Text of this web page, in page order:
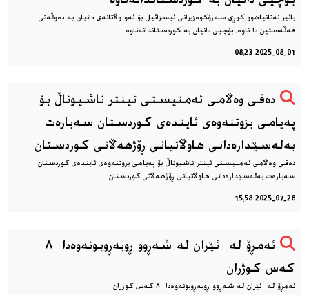
یائیر نەتانیاهوو كوڕی سەرۆكوەزیرانی ئیسرائیل بۆ ئەو وڵاتانەی دانیان بە دەوڵەتی
فەڵەستین دا ناوە، بۆچیی دانیان بە کوردستاندانەناوە
2025-08-01 08:23
دەقی وەڵامی ئەمنیستی ئینتر ناشیوناڵ بۆ
پەیامی بزوتنەوەی ئایندەی کوردستان سەبارەت
بەلەسێدارەدانی هاوڵاتیانی ڕۆژهەڵاتی کوردستان
دەقی وەڵامی ئەمنیستی ئینتر ناشیوناڵ بۆ پەیامی بزوتنەوەی ئایندەی کوردستان
سەبارەت بەلەسێدارەدانی هاوڵاتیانی ڕۆژهەڵاتی کوردستان
2025-07-28 15:58
ئەمڕۆ لە ئێران لە شەڕوو ڕوبەڕوبونەوەدا ٨
کەس کوژران
ئەمڕۆ لە ئێران لە شەڕوو ڕوبەڕوبونەوەدا ٨ کەس کوژران